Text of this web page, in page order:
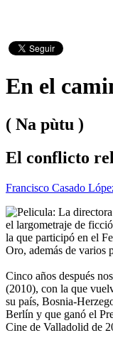
En el
( Na pùtu )
El conflicto
Francisco Casado
La
el largometraje de
la que participó en el
Oro, además de varios
Cinco años después
(2010), con la que
su país, Bosnia-
Berlín y que ganó el
Cine de Valladolid de